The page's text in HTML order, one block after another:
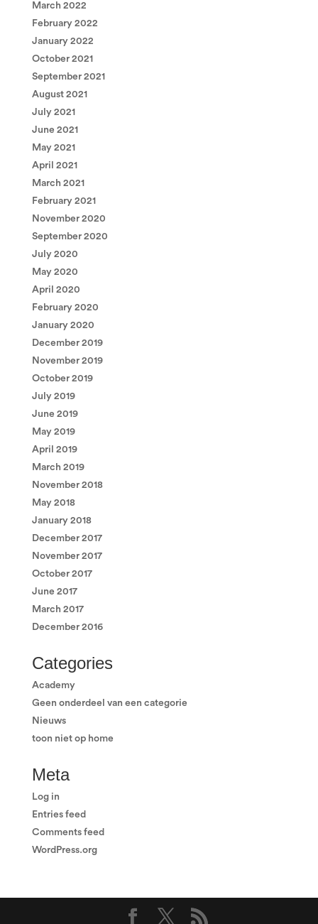
March 2022
February 2022
January 2022
October 2021
September 2021
August 2021
July 2021
June 2021
May 2021
April 2021
March 2021
February 2021
November 2020
September 2020
July 2020
May 2020
April 2020
February 2020
January 2020
December 2019
November 2019
October 2019
July 2019
June 2019
May 2019
April 2019
March 2019
November 2018
May 2018
January 2018
December 2017
November 2017
October 2017
June 2017
March 2017
December 2016
Categories
Academy
Geen onderdeel van een categorie
Nieuws
toon niet op home
Meta
Log in
Entries feed
Comments feed
WordPress.org